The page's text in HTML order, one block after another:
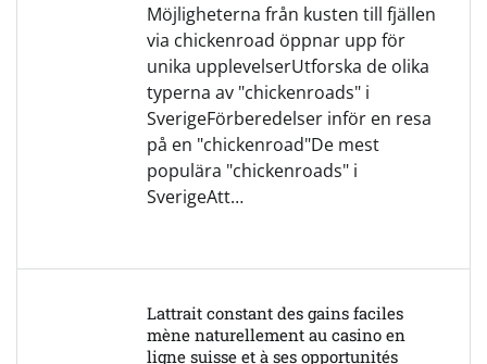
Möjligheterna från kusten till fjällen
via chickenroad öppnar upp för
unika upplevelserUtforska de olika
typerna av "chickenroads" i
SverigeFörberedelser inför en resa
på en "chickenroad"De mest
populära "chickenroads" i
SverigeAtt…
Lattrait constant des gains faciles
mène naturellement au casino en
ligne suisse et à ses opportunités